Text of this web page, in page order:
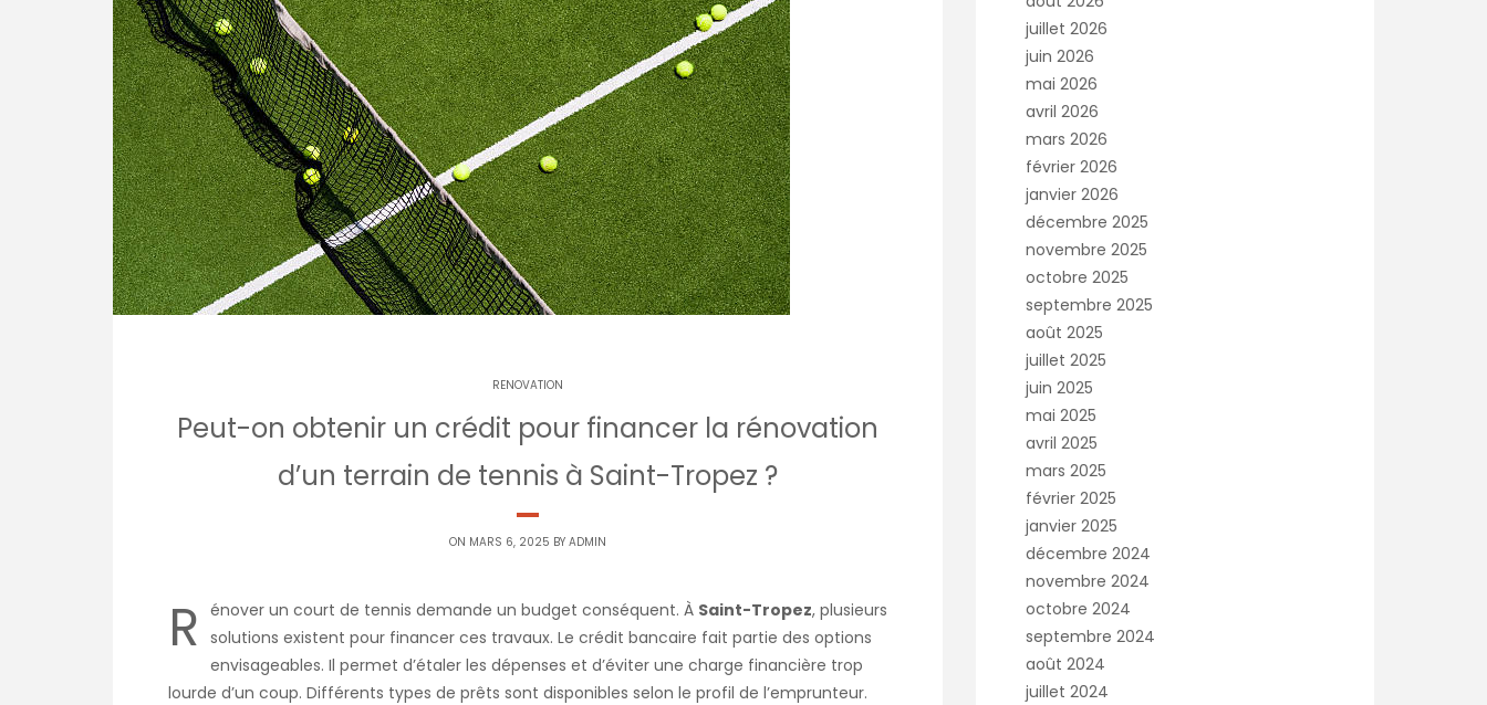
RENOVATION
Peut-on obtenir un crédit pour financer la rénovation
d’un terrain de tennis à Saint-Tropez ?
ON MARS 6, 2025 BY ADMIN
R énover un court de tennis demande un budget conséquent. À Saint-Tropez, plusieurs
solutions existent pour financer ces travaux. Le crédit bancaire fait partie des options
envisageables. Il permet d’étaler les dépenses et d’éviter une charge financière trop
lourde d’un coup. Différents types de prêts sont disponibles selon le profil de l’emprunteur.
juillet 2026
juin 2026
mai 2026
avril 2026
mars 2026
février 2026
janvier 2026
décembre 2025
novembre 2025
octobre 2025
septembre 2025
août 2025
juillet 2025
juin 2025
mai 2025
avril 2025
mars 2025
février 2025
janvier 2025
décembre 2024
novembre 2024
octobre 2024
septembre 2024
août 2024
juillet 2024